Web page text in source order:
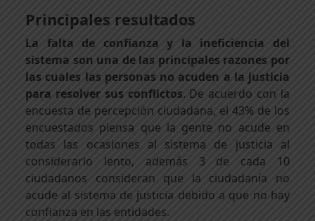
Principales resultados
La falta de confianza y la ineficiencia del
sistema son una de las principales razones por
las cuales las personas no acuden a la justicia
para resolver sus conflictos. De acuerdo con la
encuesta de percepción ciudadana, el 43% de los
encuestados piensa que la gente no acude en
todas las ocasiones al sistema de justicia al
considerarlo lento, además 3 de cada 10
ciudadanos consideran que la ciudadanía no
acude al sistema de justicia debido a que no hay
confianza en las entidades.